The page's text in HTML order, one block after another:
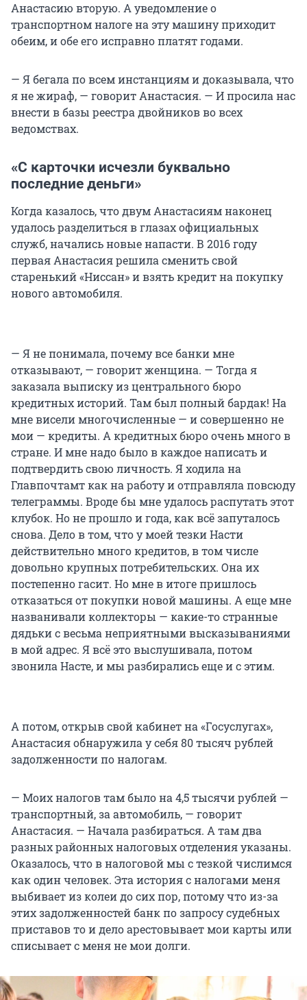
Анастасию вторую. А уведомление о
транспортном налоге на эту машину приходит
обеим, и обе его исправно платят годами.
— Я бегала по всем инстанциям и доказывала, что
я не жираф, — говорит Анастасия. — И просила нас
внести в базы реестра двойников во всех
ведомствах.
«С карточки исчезли буквально
последние деньги»
Когда казалось, что двум Анастасиям наконец
удалось разделиться в глазах официальных
служб, начались новые напасти. В 2016 году
первая Анастасия решила сменить свой
старенький «Ниссан» и взять кредит на покупку
нового автомобиля.
— Я не понимала, почему все банки мне
отказывают, — говорит женщина. — Тогда я
заказала выписку из центрального бюро
кредитных историй. Там был полный бардак! На
мне висели многочисленные — и совершенно не
мои — кредиты. А кредитных бюро очень много в
стране. И мне надо было в каждое написать и
подтвердить свою личность. Я ходила на
Главпочтамт как на работу и отправляла повсюду
телеграммы. Вроде бы мне удалось распутать этот
клубок. Но не прошло и года, как всё запуталось
снова. Дело в том, что у моей тезки Насти
действительно много кредитов, в том числе
довольно крупных потребительских. Она их
постепенно гасит. Но мне в итоге пришлось
отказаться от покупки новой машины. А еще мне
названивали коллекторы — какие-то странные
дядьки с весьма неприятными высказываниями
в мой адрес. Я всё это выслушивала, потом
звонила Насте, и мы разбирались еще и с этим.
А потом, открыв свой кабинет на «Госуслугах»,
Анастасия обнаружила у себя 80 тысяч рублей
задолженности по налогам.
— Моих налогов там было на 4,5 тысячи рублей —
транспортный, за автомобиль, — говорит
Анастасия. — Начала разбираться. А там два
разных районных налоговых отделения указаны.
Оказалось, что в налоговой мы с тезкой числимся
как один человек. Эта история с налогами меня
выбивает из колеи до сих пор, потому что из-за
этих задолженностей банк по запросу судебных
приставов то и дело арестовывает мои карты или
списывает с меня не мои долги.